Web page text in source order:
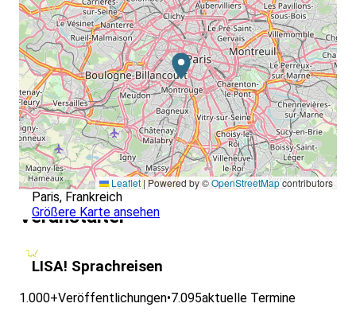
Leaflet |Powered by ©OpenStreetMapcontributors
Paris, Frankreich
Größere Karte ansehen
Veranstalter
LISA! Sprachreisen
1.000+Veröffentlichungen•7.095aktuelle Termine